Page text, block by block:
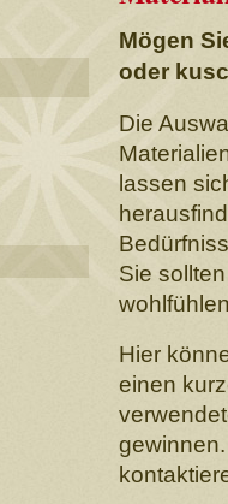
Mögen
oder
Die
lassen
Sie
Hier
einen